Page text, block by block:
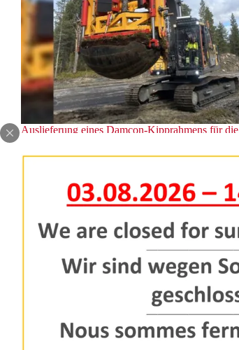
Auslieferung eines Damcon-Kipprahmens für die
dass der Erhalt großer Bäume in Europa immer
wichtiger wird.